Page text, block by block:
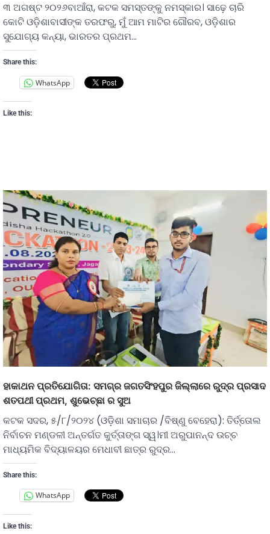
୩ ଅଗଷ୍ଟ ୨୦୨୬ବାଆଁରା, କଟକ ସମସ୍ତଙ୍କୁ ନମସ୍କାର। ସାଢ଼େ ଚାରି
କୋଟି ଓଡ଼ିଶାବାସୀଙ୍କ ତରଫରୁ, ମୁଁ ଆମ ମାଟିର ଗୌରବ, ଓଡ଼ିଶାର
ସୁଯୋଗ୍ୟ କନ୍ୟା, ଭାରତର ପ୍ରଥମ…
Share this:
WhatsApp
Like this:
ହାକାଥନ ପ୍ରତିଯୋଗିତା: ସମଗ୍ର ଜଗତସିଂହପୁର ଜିଲ୍ଲାରେ ରୁଦ୍ର ପ୍ରସାଦ
ଶତପଥୀ ପ୍ରଥମ, ଶୁଭେଚ୍ଛା ର ସୁଅ
କଟକ ସଦର, ୫/୮/୨୦୨୪ (ଓଡ଼ିଶା ସମାଚାର /ବିଷ୍ଣୁ ବେହେରା): ତିର୍ତ୍ତୋଲ
ନିର୍ବାଚନ ମଣ୍ଡଳୀ ଅନ୍ତର୍ଗତ କୁର୍ତ୍ତାଙ୍ଗ ସ୍ୱ।ମୀ ଅରୁପାନନ୍ଦ ଉଚ୍ଚ
ମାଧ୍ୟମିକ ବିଦ୍ୟାଳୟର ମେଧାବୀ ଛାତ୍ର ରୁଦ୍ର…
Share this:
WhatsApp
Like this: